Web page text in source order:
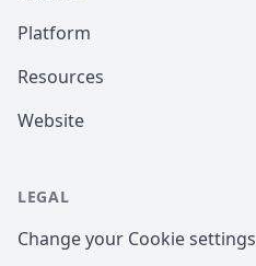
Platform
Resources
Website
LEGAL
Change your Cookie settings